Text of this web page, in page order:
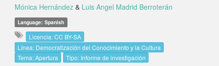
Mónica Hernández & Luis Angel Madrid Berroterán
Language: Spanish
Licencia: CC BY-SA
Línea: Democratización del Conocimiento y la Cultura
Tema: Apertura
Tipo: Informe de investigación